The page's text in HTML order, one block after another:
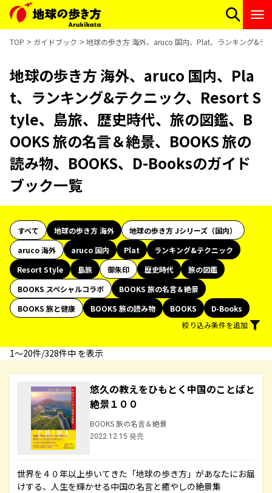
TOP ガイドブック 地球の歩き方 海外、aruco 国内、Plat、ランキング&テ
地球の歩き方 海外、aruco 国内、Pla
t、ランキング&テクニック、Resort S
tyle、島旅、歴史時代、旅の図鑑、B
OOKS 旅の名言＆絶景、BOOKS 旅の
読み物、BOOKS、D-Booksのガイド
ブック一覧
すべて 地球の歩き方 海外
地球の歩き方 Jシリーズ（国内）
aruco 海外
aruco 国内 Plat
ランキング&テクニック
Resort Style
島旅 御朱印 歴史時代
旅の図鑑
BOOKS スペシャルコラボ
BOOKS 旅の名言＆絶景
BOOKS 旅と健康
BOOKS 旅の読み物 BOOKS
D-Books
絞り込み条件を追加
1〜20件/328件中 を表示
悠久の教えをひもとく中国のことばと
絶景１００
BOOKS 旅の名言＆絶景
2022.12.15 発売
世界を４０年以上歩いてきた「地球の歩き方」があなたにお届
けする、人生を輝かせる中国の名言と癒やしの絶景集